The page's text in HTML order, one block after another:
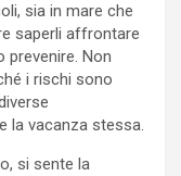
sia in mare che
saperli affrontare
prevenire. Non
i rischi sono
la vacanza stessa.
si sente la